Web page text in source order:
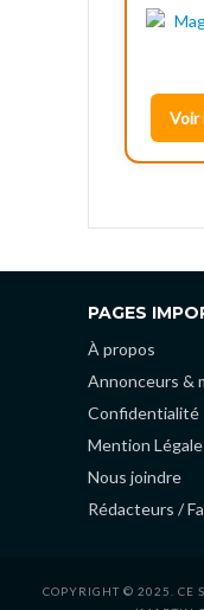
Voir
PAGES
À propos
Annonceurs &
Confidentialité
Mention
Nous joindre
Rédacteurs /
COPYRIGHT © 2025. CE